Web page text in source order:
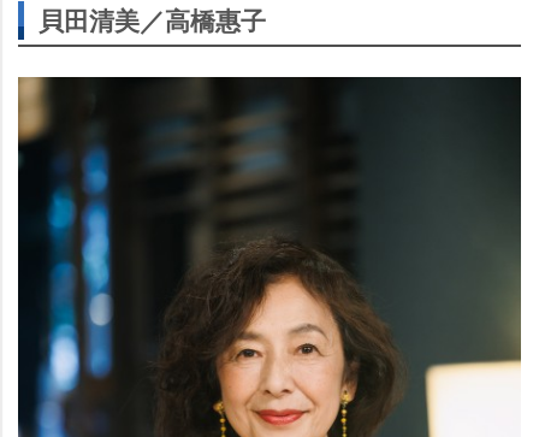
貝田清美／高橋惠子